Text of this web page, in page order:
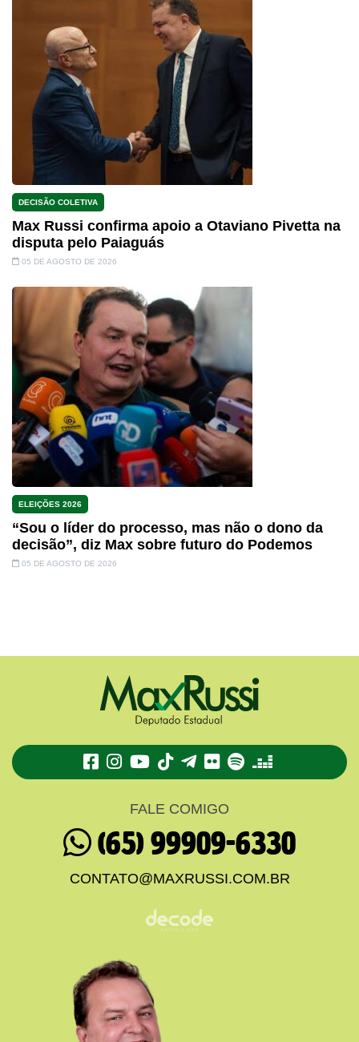
DECISÃO COLETIVA
Max Russi confirma apoio a Otaviano Pivetta na
disputa pelo Paiaguás
05 DE AGOSTO DE 2026
ELEIÇÕES 2026
“Sou o líder do processo, mas não o dono da
decisão”, diz Max sobre futuro do Podemos
05 DE AGOSTO DE 2026
TikTokTelegram
FlickrSpotifyDeezer
FALE COMIGO
(65) 99909-6330
CONTATO@MAXRUSSI.COM.BR